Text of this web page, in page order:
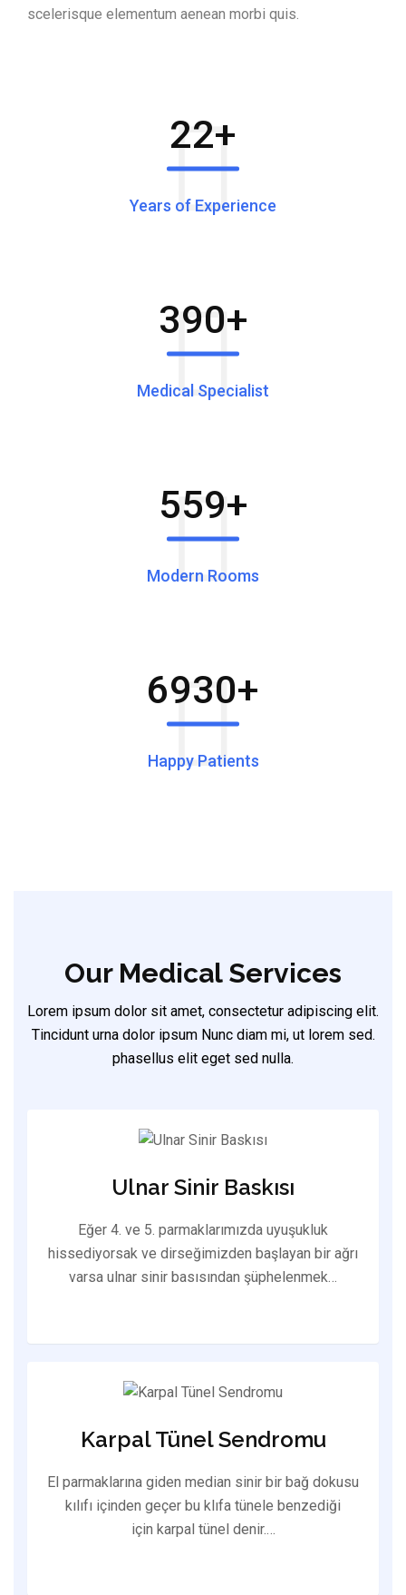
scelerisque elementum aenean morbi quis.
22+
Years of Experience
390+
Medical Specialist
559+
Modern Rooms
6930+
Happy Patients
Our Medical Services
Lorem ipsum dolor sit amet, consectetur adipiscing elit.
Tincidunt urna dolor ipsum Nunc diam mi, ut lorem sed.
phasellus elit eget sed nulla.
Ulnar Sinir Baskısı
Eğer 4. ve 5. parmaklarımızda uyuşukluk
hissediyorsak ve dirseğimizden başlayan bir ağrı
varsa ulnar sinir basısından şüphelenmek…
Karpal Tünel Sendromu
El parmaklarına giden median sinir bir bağ dokusu
kılıfı içinden geçer bu klıfa tünele benzediği
için karpal tünel denir.…